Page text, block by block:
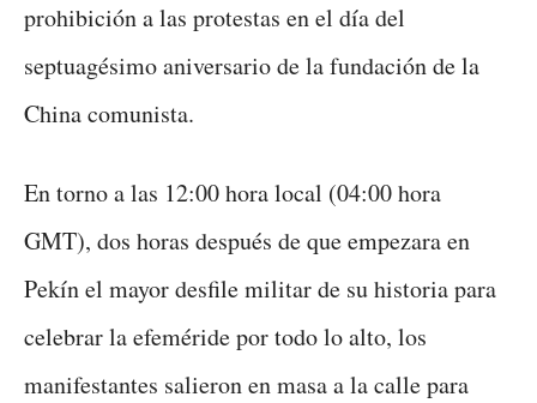
prohibición a las protestas en el día del
septuagésimo aniversario de la fundación de la
China comunista.
En torno a las 12:00 hora local (04:00 hora
GMT), dos horas después de que empezara en
Pekín el mayor desfile militar de su historia para
celebrar la efeméride por todo lo alto, los
manifestantes salieron en masa a la calle para